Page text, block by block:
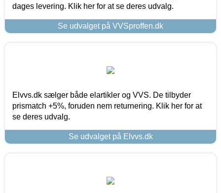
dages levering. Klik her for at se deres udvalg.
Se udvalget på VVSproffen.dk
Elvvs.dk sælger både elartikler og VVS. De tilbyder
prismatch +5%, foruden nem returnering. Klik her for at
se deres udvalg.
Se udvalget på Elvvs.dk